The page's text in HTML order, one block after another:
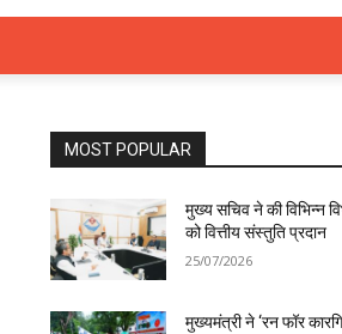
MOST POPULAR
मुख्य सचिव ने की विभिन्न
को वित्तीय संस्तुति प्रदान
25/07/2026
मुख्यमंत्री ने ‘रन फॉर